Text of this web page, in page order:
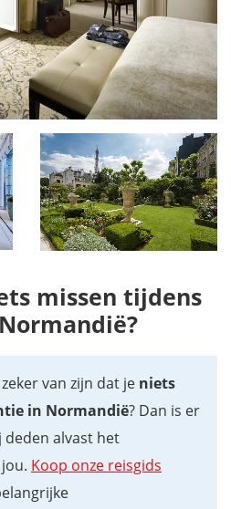
missen tijdens
van zijn dat je niets
in Normandië? Dan is er
deden alvast het
Koop onze reisgids